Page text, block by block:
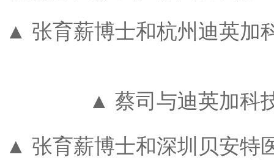
▲ 张育薪博士和杭州迪英加
▲ 蔡司与迪英加科
▲ 张育薪博士和深圳贝安特